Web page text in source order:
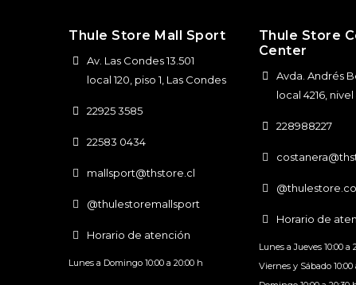
Thule Store Mall Sport
Av. Las Condes 13.501
local 120, piso 1, Las Condes
22925 3585
22583 0434
mallsport@thstore.cl
@thulestoremallsport
Horario de atención
Lunes a Domingo 10:00 a 20:00 h
Thule Store
Center
Avda. Andrés
local 4216,
228988227
Horario de
Lunes a Jueves 10:00 a
Viernes y Sábado 10:00